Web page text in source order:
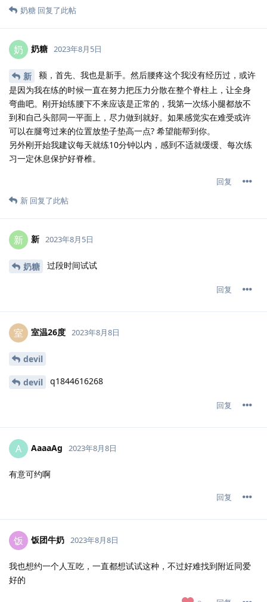
奶糖 回复了此帖
奶 奶糖 2023年8月5日
新
额，首先、我也是新手。然后腰疼这个我没有经历过，或许
是因为我在练的时候一直在努力把压力分散在整个脊柱上，让全身
弯曲吧。刚开始练腰下不来应该是正常的，我第一次练小腿都放不
到和自己头部同一平面上，尽力做到就好。如果感觉实在难受或许
可以在腿弯过来的位置放垫子垫高一点? 希望能帮到你。
另外刚开始我建议每天就练10分钟以内，感到不适就缓缓、每次练
习一定休息保护好脊椎。
回复
新 回复了此帖
新 新 2023年8月5日
奶糖 过段时间试试
回复
室 室温26度 2023年8月8日
devil
devil q1844616268
回复
A AaaaAg 2023年8月8日
有意可约啊
回复
饭 饭团牛奶 2023年8月8日
我也想约一个人互吃，一直都想试试这种，不过好难找到附近同爱
好的